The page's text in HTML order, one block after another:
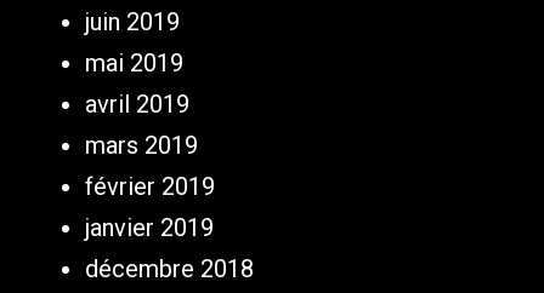
juin 2019
mai 2019
avril 2019
mars 2019
février 2019
janvier 2019
décembre 2018